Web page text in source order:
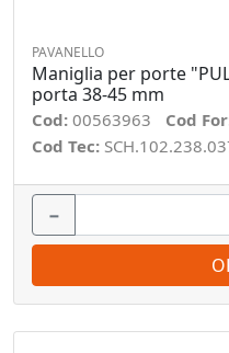
PAVANELLO
Maniglia per porte
porta 38-45 mm
Cod: 00563963 Cod
Cod Tec:
−